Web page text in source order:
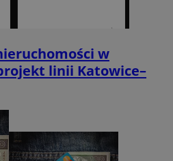
w
linii Katowice–